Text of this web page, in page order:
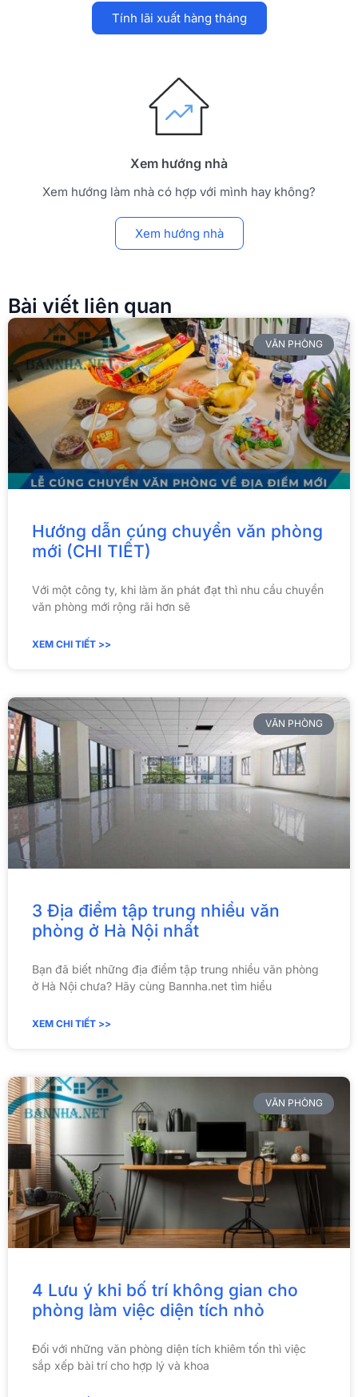
Tính lãi xuất hàng tháng
Xem hướng nhà
Xem hướng làm nhà có hợp với mình hay không?
Xem hướng nhà
Bài viết liên quan
VĂN PHÒNG
Hướng dẫn cúng chuyển văn phòng
mới (CHI TIẾT)
Với một công ty, khi làm ăn phát đạt thì nhu cầu chuyển
văn phòng mới rộng rãi hơn sẽ
XEM CHI TIẾT >>
VĂN PHÒNG
3 Địa điểm tập trung nhiều văn
phòng ở Hà Nội nhất
Bạn đã biết những địa điểm tập trung nhiều văn phòng
ở Hà Nội chưa? Hãy cùng Bannha.net tìm hiểu
XEM CHI TIẾT >>
VĂN PHÒNG
4 Lưu ý khi bố trí không gian cho
phòng làm việc diện tích nhỏ
Đối với những văn phòng diện tích khiêm tốn thì việc
sắp xếp bài trí cho hợp lý và khoa